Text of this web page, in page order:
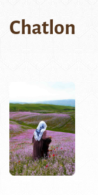
Chatlon